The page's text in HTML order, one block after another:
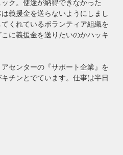
ク。使途が納得できなかった
義援金を送らないようにしまし
くれているボランティア組織を
に義援金を送りたいのかハッキ
センターの『サポート企業』を
チンとでています。仕事は半日